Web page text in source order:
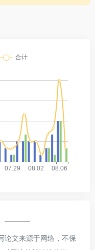
论文来源于网络，不保